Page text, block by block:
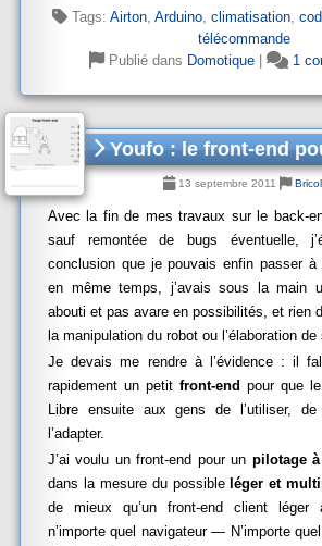
Tags: Airton, Arduino, climatisation,
télécommande
Publié dans Domotique 1
Youfo : le front-end
13 septembre 2011
Avec la fin de mes travaux sur le back-
sauf remontée de bugs éventuelle,
conclusion que je pouvais enfin passer à
en même temps, j’avais sous la main
abouti et pas avare en possibilités, et rien
la manipulation du robot ou l’élaboration
Je devais me rendre à l’évidence : il
rapidement un petit front-end pour que
Libre ensuite aux gens de l’utiliser, de
l’adapter.
J’ai voulu un front-end pour un pilotage
dans la mesure du possible léger et
de mieux qu’un front-end client léger
n’importe quel navigateur — N’importe